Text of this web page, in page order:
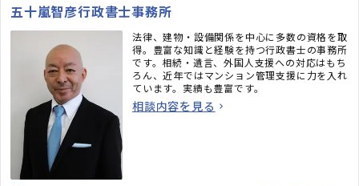
五十嵐智彦行政書士事務所
法律、建物・設備関係を中心に多数の資格を取
得。豊富な知識と経験を持つ行政書士の事務所
です。相続・遺言、外国人支援への対応はもち
ろん、近年ではマンション管理支援に力を入れ
ています。実績も豊富です。
相談内容を見る